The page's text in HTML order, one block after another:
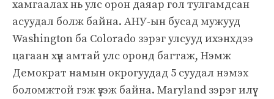
хамгаалах нь улс орон даяар гол тулгамдсан
асуудал болж байна. АНУ-ын бусад мужууд
Washington ба Colorado зэрэг улсууд ихэнхдээ
цагаан хүн амтай улс оронд багтаж, Нэмж
Демократ намын окрогуудад 5 суудал нэмэх
боломжтой гэж үзэж байна. Maryland зэрэг илүү